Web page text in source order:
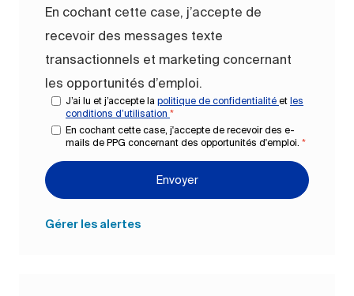
En cochant cette case, j’accepte de
recevoir des messages texte
transactionnels et marketing concernant
les opportunités d’emploi.
J’ai lu et j’accepte la politique de confidentialité et les
conditions d’utilisation *
En cochant cette case, j'accepte de recevoir des e-
mails de PPG concernant des opportunités d'emploi. *
Envoyer
Gérer les alertes